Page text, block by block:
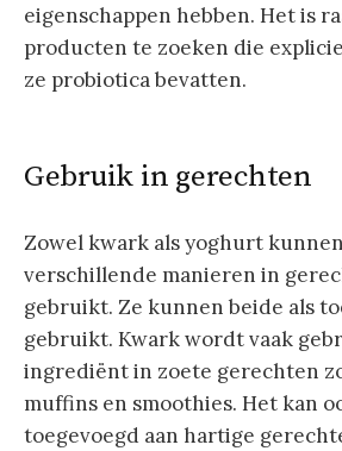
eigenschappen hebben. Het is
producten te zoeken die
ze probiotica bevatten.
Gebruik in gerechten
Zowel kwark als yoghurt
verschillende manieren in
gebruikt. Ze kunnen beide als
gebruikt. Kwark wordt vaak
ingrediënt in zoete gerechten
muffins en smoothies. Het kan
toegevoegd aan hartige